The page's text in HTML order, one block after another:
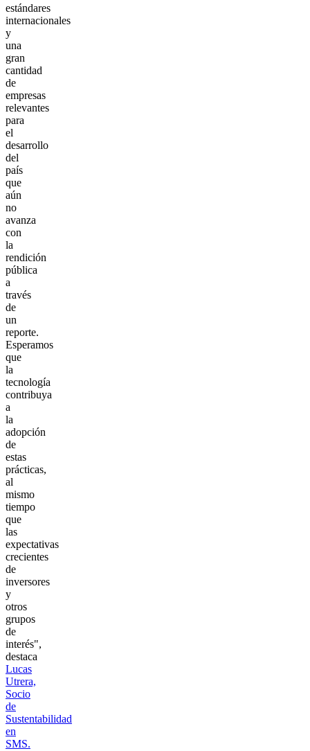
estándares
internacionales
y
una
gran
cantidad
de
empresas
relevantes
para
el
desarrollo
del
país
que
aún
no
avanza
con
la
rendición
pública
a
través
de
un
reporte.
Esperamos
que
la
tecnología
contribuya
a
la
adopción
de
estas
prácticas,
al
mismo
tiempo
que
las
expectativas
crecientes
de
inversores
y
otros
grupos
de
interés",
destaca
Lucas
Utrera,
Socio
de
Sustentabilidad
en
SMS.